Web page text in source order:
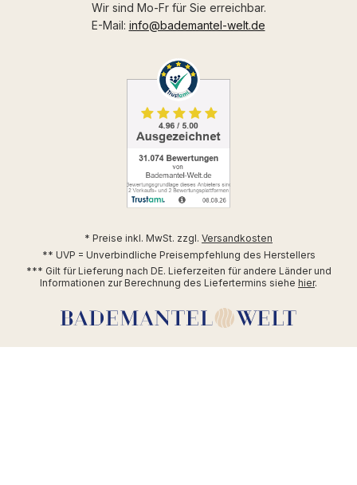
Wir sind Mo-Fr für Sie erreichbar.
E-Mail: info@bademantel-welt.de
* Preise inkl. MwSt. zzgl. Versandkosten
** UVP = Unverbindliche Preisempfehlung des Herstellers
*** Gilt für Lieferung nach DE. Lieferzeiten für andere Länder und
Informationen zur Berechnung des Liefertermins siehe hier.